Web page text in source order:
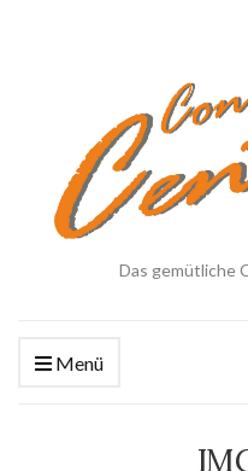
Das gemütliche
Menü